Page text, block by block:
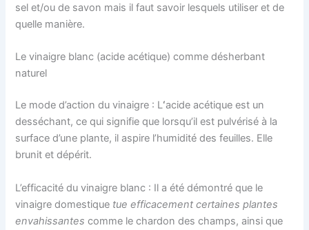
sel et/ou de savon mais il faut savoir lesquels utiliser et de
quelle manière.
Le vinaigre blanc (acide acétique) comme désherbant
naturel
Le mode d’action du vinaigre : L‘acide acétique est un
desséchant, ce qui signifie que lorsqu’il est pulvérisé à la
surface d’une plante, il aspire l’humidité des feuilles. Elle
brunit et dépérit.
L’efficacité du vinaigre blanc : Il a été démontré que le
vinaigre domestique tue efficacement certaines plantes
envahissantescomme le chardon des champs, ainsi que